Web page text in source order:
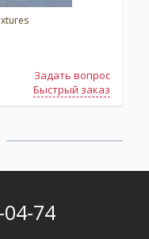
Задать вопрос
Быстрый заказ
74